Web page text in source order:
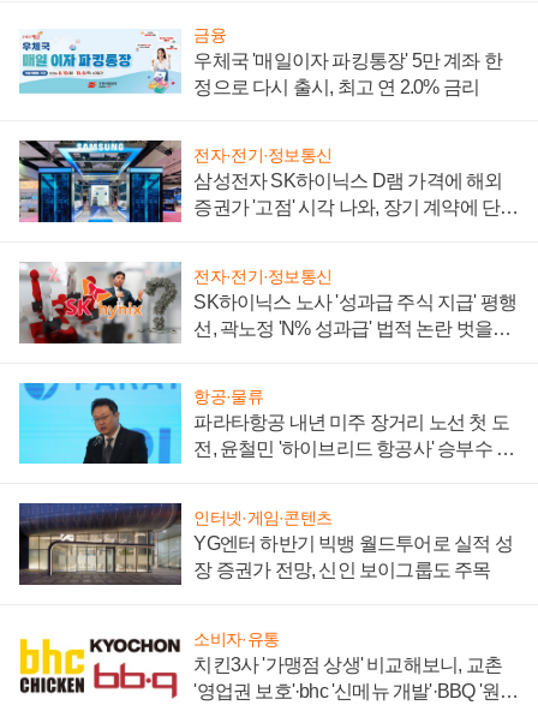
금융
우체국 '매일이자 파킹통장' 5만 계좌 한
정으로 다시 출시, 최고 연 2.0% 금리
전자·전기·정보통신
삼성전자 SK하이닉스 D램 가격에 해외
증권가 '고점' 시각 나와, 장기 계약에 단점
전자·전기·정보통신
SK하이닉스 노사 '성과급 주식 지급' 평행
선, 곽노정 'N% 성과급' 법적 논란 벗을지
항공·물류
파라타항공 내년 미주 장거리 노선 첫 도
전, 윤철민 '하이브리드 항공사' 승부수 통
인터넷·게임·콘텐츠
YG엔터 하반기 빅뱅 월드투어로 실적 성
장 증권가 전망, 신인 보이그룹도 주목
소비자·유통
치킨3사 '가맹점 상생' 비교해보니, 교촌
'영업권 보호'·bhc '신메뉴 개발'·BBQ '원가